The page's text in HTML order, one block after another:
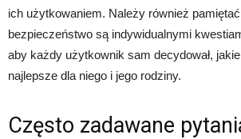
ich użytkowaniem. Należy również
bezpieczeństwo są indywidualnymi
aby każdy użytkownik sam decydował,
najlepsze dla niego i jego rodziny.
Często zadawane